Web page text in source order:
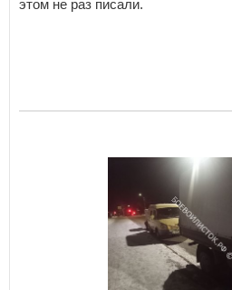
этом не раз писали.